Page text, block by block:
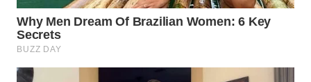
WN
SUMEDANG
CIANJUR